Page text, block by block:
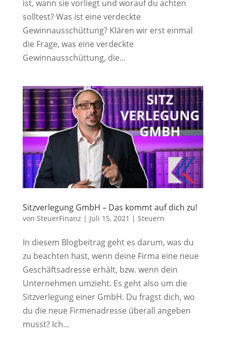
ist, wann sie vorliegt und worauf du achten
solltest? Was ist eine verdeckte
Gewinnausschüttung? Klären wir erst einmal
die Frage, was eine verdeckte
Gewinnausschüttung, die...
Sitzverlegung GmbH – Das kommt auf dich zu!
von SteuerFinanz | Juli 15, 2021 | Steuern
In diesem Blogbeitrag geht es darum, was du
zu beachten hast, wenn deine Firma eine neue
Geschäftsadresse erhält, bzw. wenn dein
Unternehmen umzieht. Es geht also um die
Sitzverlegung einer GmbH. Du fragst dich, wo
du die neue Firmenadresse überall angeben
musst? Ich...